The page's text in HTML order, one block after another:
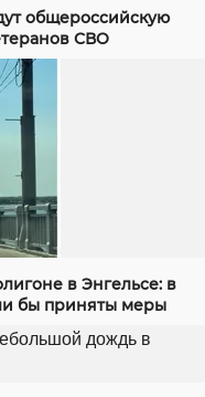
общероссийскую
СВО
в Энгельсе: в
бы приняты меры